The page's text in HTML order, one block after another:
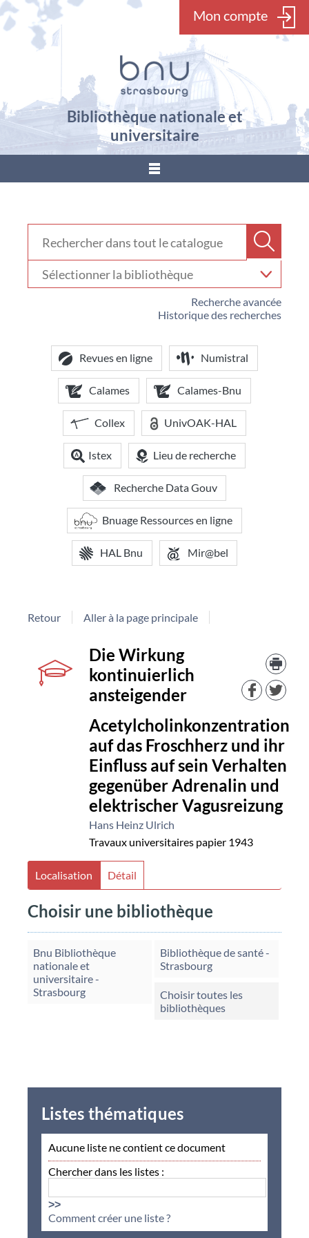
Mon compte
Bibliothèque nationale et
universitaire
???
Recherche avancée
Historique des recherches
votre
bibliothèque
Revues en ligne Numistral
Calames Calames-Bnu
Collex UnivOAK-HAL
Istex Lieu de recherche
Recherche Data Gouv
Bnuage Ressources en ligne
HAL Bnu Mir@bel
Retour Aller à la page principale
Détail
document
Die Wirkung
kontinuierlich
ansteigender
Acetylcholinkonzentration
auf das Froschherz und ihr
Einfluss auf sein Verhalten
gegenüber Adrenalin und
elektrischer Vagusreizung
Hans Heinz Ulrich
Travaux universitaires papier 1943
Localisation Détail
Choisir une bibliothèque
Bnu Bibliothèque
nationale et
universitaire -
Strasbourg
Bibliothèque de santé -
Strasbourg
Choisir toutes les
bibliothèques
Listes thématiques
Aucune liste ne contient ce document
Chercher dans les listes :
>>
Comment créer une liste ?